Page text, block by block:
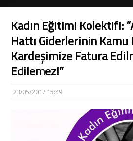
Kadın Eğitimi Kolektifi:
Hattı Giderlerinin Kamu
Kardeşimize Fatura
Edilemez!”
23/05/2017 15:49